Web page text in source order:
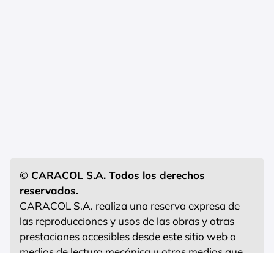
© CARACOL S.A. Todos los derechos
reservados.
CARACOL S.A. realiza una reserva expresa de
las reproducciones y usos de las obras y otras
prestaciones accesibles desde este sitio web a